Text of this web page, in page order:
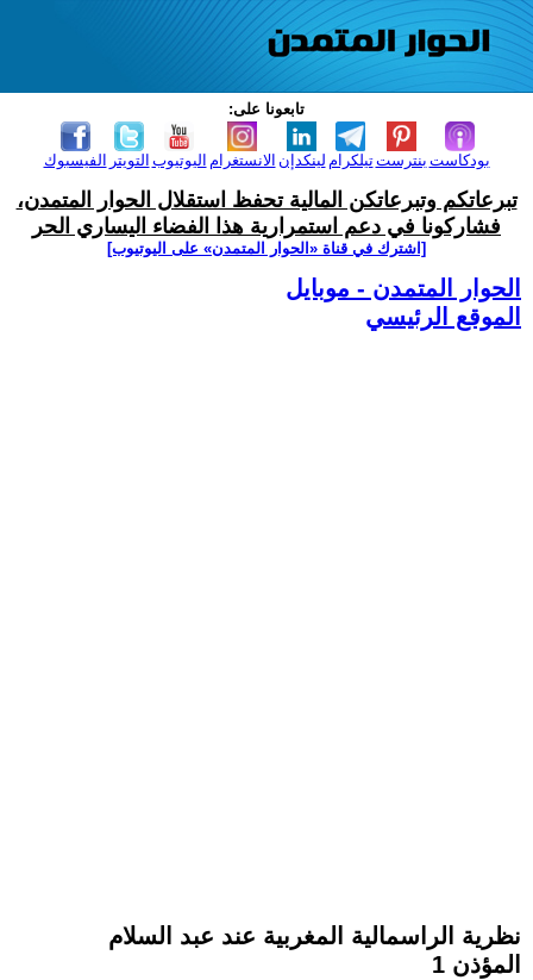
تابعونا على:
الفيسبوك التويتر اليوتيوب الانستغرام لينكدإن تيلكرامبنترست بودكاست
تبرعاتكم وتبرعاتكن المالية تحفظ استقلال الحوار المتمدن،
فشاركونا في دعم استمرارية هذا الفضاء اليساري الحر
[اشترك في قناة ‫«الحوار المتمدن» على اليوتيوب]
الحوار المتمدن - موبايل
الموقع الرئيسي
نظرية الراسمالية المغربية عند عبد السلام
المؤذن 1